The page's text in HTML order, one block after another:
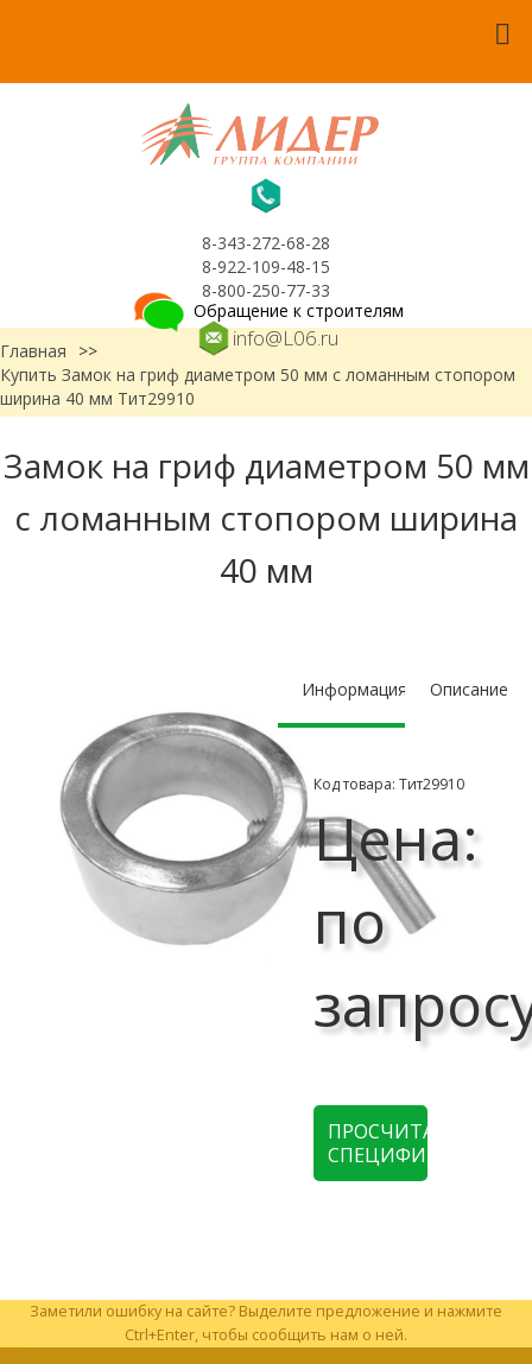
8-343-272-68-28
8-922-109-48-15
8-800-250-77-33
info@L06.ru
Обращение к строителям
Главная
>>
Купить Замок на гриф диаметром 50 мм с ломанным стопором
ширина 40 мм Тит29910
Замок на гриф диаметром 50 мм
с ломанным стопором ширина
40 мм
Информация Описание
Код товара: Тит29910
Цена:
по
ПРОСЧИТАТЬ
СПЕЦИФИКАЦИЮ
Заметили ошибку на сайте? Выделите предложение и нажмите
Ctrl+Enter, чтобы сообщить нам о ней.